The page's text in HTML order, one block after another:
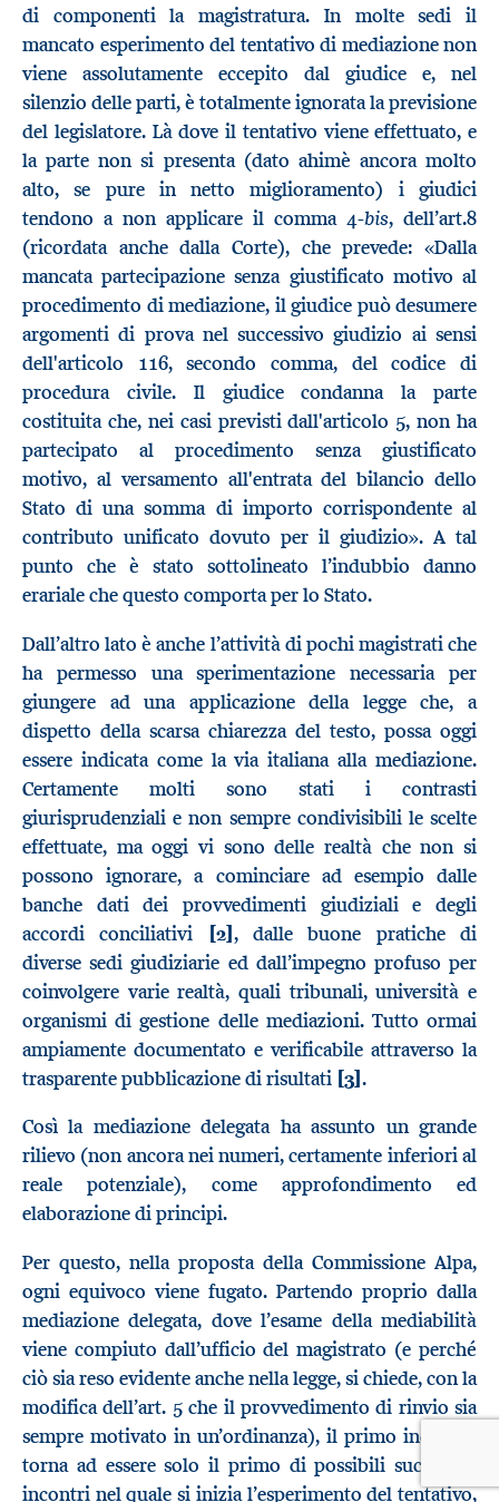
di componenti la magistratura. In molte sedi il
mancato esperimento del tentativo di mediazione non
viene assolutamente eccepito dal giudice e, nel
silenzio delle parti, è totalmente ignorata la previsione
del legislatore. Là dove il tentativo viene effettuato, e
la parte non si presenta (dato ahimè ancora molto
alto, se pure in netto miglioramento) i giudici
tendono a non applicare il comma 4-bis, dell’art.8
(ricordata anche dalla Corte), che prevede: «Dalla
mancata partecipazione senza giustificato motivo al
procedimento di mediazione, il giudice può desumere
argomenti di prova nel successivo giudizio ai sensi
dell'articolo 116, secondo comma, del codice di
procedura civile. Il giudice condanna la parte
costituita che, nei casi previsti dall'articolo 5, non ha
partecipato al procedimento senza giustificato
motivo, al versamento all'entrata del bilancio dello
Stato di una somma di importo corrispondente al
contributo unificato dovuto per il giudizio». A tal
punto che è stato sottolineato l’indubbio danno
erariale che questo comporta per lo Stato.
Dall’altro lato è anche l’attività di pochi magistrati che
ha permesso una sperimentazione necessaria per
giungere ad una applicazione della legge che, a
dispetto della scarsa chiarezza del testo, possa oggi
essere indicata come la via italiana alla mediazione.
Certamente molti sono stati i contrasti
giurisprudenziali e non sempre condivisibili le scelte
effettuate, ma oggi vi sono delle realtà che non si
possono ignorare, a cominciare ad esempio dalle
banche dati dei provvedimenti giudiziali e degli
accordi conciliativi
[2], dalle buone pratiche di
diverse sedi giudiziarie ed dall’impegno profuso per
coinvolgere varie realtà, quali tribunali, università e
organismi di gestione delle mediazioni. Tutto ormai
ampiamente documentato e verificabile attraverso la
trasparente pubblicazione di risultati [3].
Così la mediazione delegata ha assunto un grande
rilievo (non ancora nei numeri, certamente inferiori al
reale potenziale), come approfondimento ed
elaborazione di principi.
Per questo, nella proposta della Commissione Alpa,
ogni equivoco viene fugato. Partendo proprio dalla
mediazione delegata, dove l’esame della mediabilità
viene compiuto dall’ufficio del magistrato (e perché
ciò sia reso evidente anche nella legge, si chiede, con la
modifica dell’art. 5 che il provvedimento di rinvio sia
sempre motivato in un’ordinanza), il primo incontro
torna ad essere solo il primo di possibili successivi
incontri nel quale si inizia l’esperimento del tentativo,